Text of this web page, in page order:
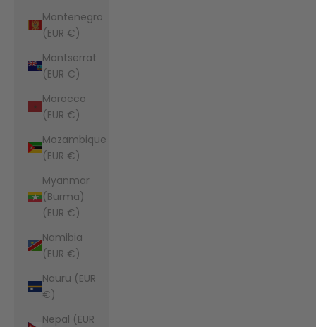
Montenegro
(EUR €)
Montserrat
(EUR €)
Morocco
(EUR €)
Mozambique
(EUR €)
Myanmar
(Burma)
(EUR €)
Namibia
(EUR €)
Nauru (EUR
€)
Nepal (EUR